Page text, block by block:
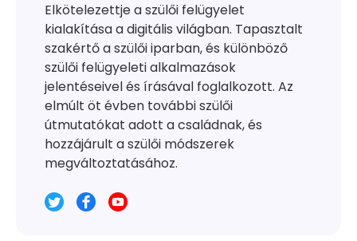
Elkötelezettje a szülői felügyelet
kialakítása a digitális világban. Tapasztalt
szakértő a szülői iparban, és különböző
szülői felügyeleti alkalmazások
jelentéseivel és írásával foglalkozott. Az
elmúlt öt évben további szülői
útmutatókat adott a családnak, és
hozzájárult a szülői módszerek
megváltoztatásához.